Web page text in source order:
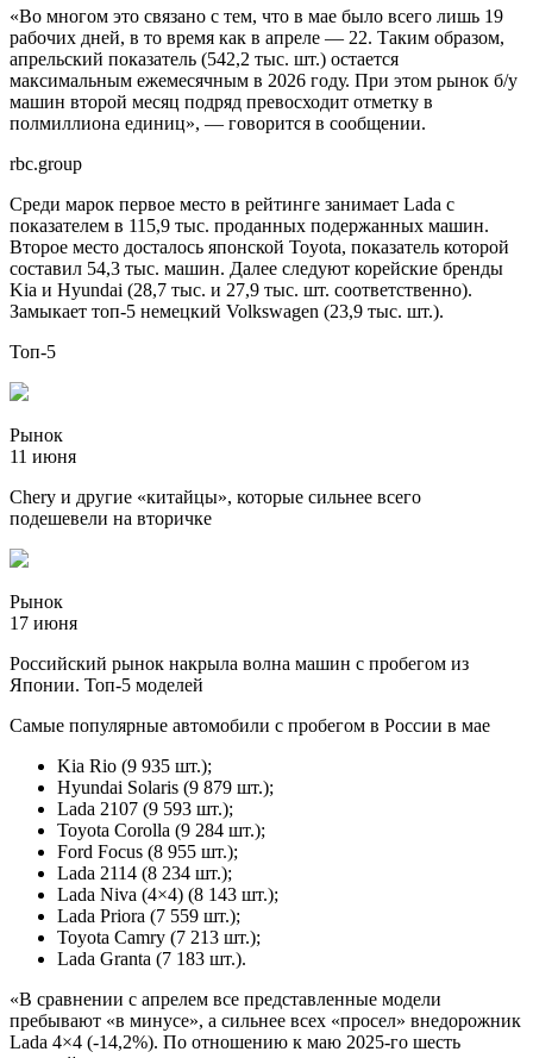
«Во многом это связано с тем, что в мае было всего лишь 19
рабочих дней, в то время как в апреле — 22. Таким образом,
апрельский показатель (542,2 тыс. шт.) остается
максимальным ежемесячным в 2026 году. При этом рынок б/у
машин второй месяц подряд превосходит отметку в
полмиллиона единиц», — говорится в сообщении.
rbc.group
Среди марок первое место в рейтинге занимает Lada с
показателем в 115,9 тыс. проданных подержанных машин.
Второе место досталось японской Toyota, показатель которой
составил 54,3 тыс. машин. Далее следуют корейские бренды
Kia и Hyundai (28,7 тыс. и 27,9 тыс. шт. соответственно).
Замыкает топ-5 немецкий Volkswagen (23,9 тыс. шт.).
Топ-5
Рынок
11 июня
Chery и другие «китайцы», которые сильнее всего
подешевели на вторичке
Рынок
17 июня
Российский рынок накрыла волна машин с пробегом из
Японии. Топ-5 моделей
Самые популярные автомобили с пробегом в России в мае
Kia Rio (9 935 шт.);
Hyundai Solaris (9 879 шт.);
Lada 2107 (9 593 шт.);
Toyota Corolla (9 284 шт.);
Ford Focus (8 955 шт.);
Lada 2114 (8 234 шт.);
Lada Niva (4×4) (8 143 шт.);
Lada Priora (7 559 шт.);
Toyota Camry (7 213 шт.);
Lada Granta (7 183 шт.).
«В сравнении с апрелем все представленные модели
пребывают «в минусе», а сильнее всех «просел» внедорожник
Lada 4×4 (-14,2%). По отношению к маю 2025-го шесть